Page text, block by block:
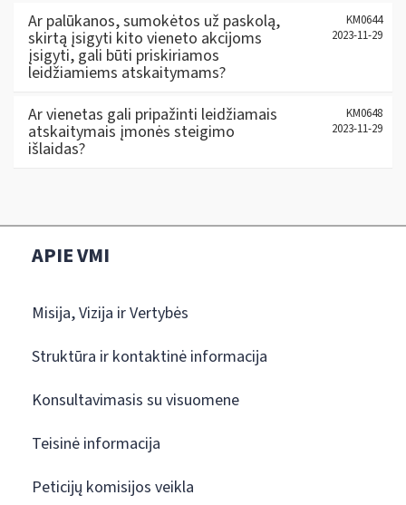
Ar palūkanos, sumokėtos už paskolą,
skirtą įsigyti kito vieneto akcijoms
įsigyti, gali būti priskiriamos
leidžiamiems atskaitymams?
KM0644
2023-11-29
Ar vienetas gali pripažinti leidžiamais
atskaitymais įmonės steigimo
išlaidas?
KM0648
2023-11-29
APIE VMI
Misija, Vizija ir Vertybės
Struktūra ir kontaktinė informacija
Konsultavimasis su visuomene
Teisinė informacija
Peticijų komisijos veikla